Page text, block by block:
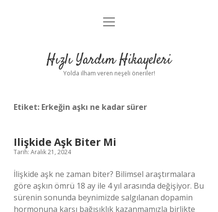
Anasayfa
Yasal Uyarı
menüyü
Hızlı Yardım Hikayeleri
Yolda ilham veren neşeli öneriler!
Etiket: Erkeğin aşkı ne kadar sürer
Ilişkide Aşk Biter Mi
Tarih: Aralık 21, 2024
İlişkide aşk ne zaman biter? Bilimsel araştırmalara
göre aşkın ömrü 18 ay ile 4 yıl arasında değişiyor. Bu
sürenin sonunda beynimizde salgılanan dopamin
hormonuna karşı bağışıklık kazanmamızla birlikte